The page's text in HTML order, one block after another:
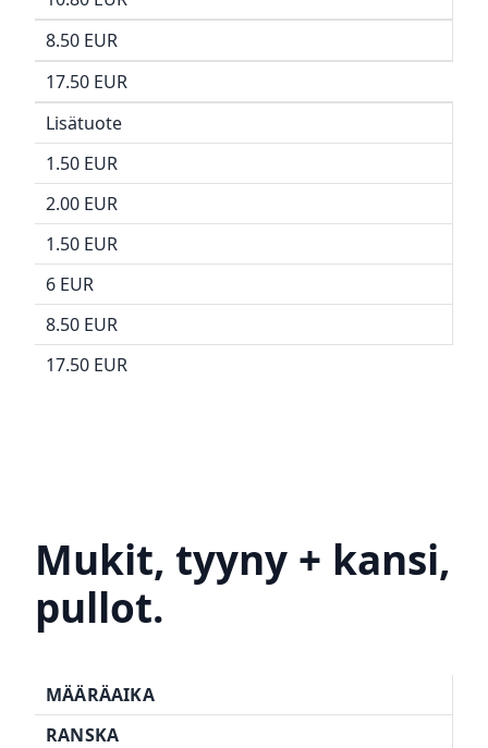
8.50 EUR
17.50 EUR
Lisätuote
1.50 EUR
2.00 EUR
1.50 EUR
6 EUR
8.50 EUR
17.50 EUR
Mukit, tyyny + kansi,
pullot.
MÄÄRÄAIKA
RANSKA